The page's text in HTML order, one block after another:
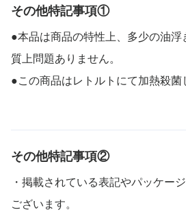
その他特記事項①
●本品は商品の特性上、多少の油
質上問題ありません。
●この商品はレトルトにて加熱殺菌
その他特記事項②
・掲載されている表記やパッケー
ございます。